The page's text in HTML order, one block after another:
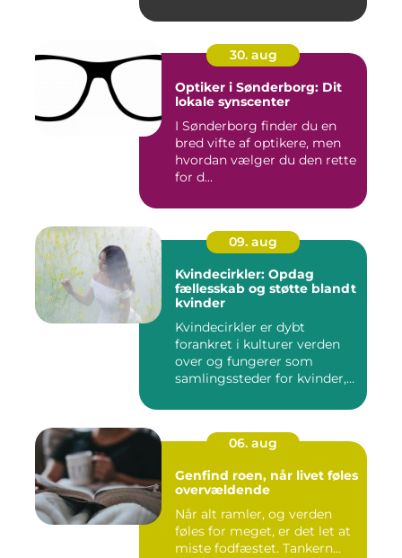
30. aug
Optiker i Sønderborg: Dit
lokale synscenter
I Sønderborg finder du en
bred vifte af optikere, men
hvordan vælger du den rette
for d...
09. aug
Kvindecirkler: Opdag
fællesskab og støtte blandt
kvinder
Kvindecirkler er dybt
forankret i kulturer verden
over og fungerer som
samlingssteder for kvinder,
06. aug
Genfind roen, når livet føles
overvældende
Når alt ramler, og verden
føles for meget, er det let at
miste fodfæstet. Tankern...